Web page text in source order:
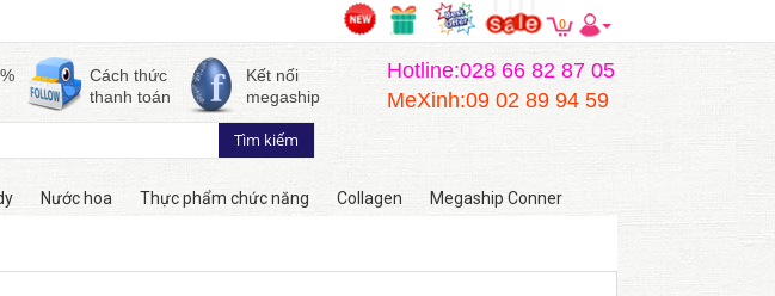
0
Cách thức
thanh toán
Kết nối
megaship
Hotline:028 66 82 87 05
MeXinh:09 02 89 94 59
Nước hoa Thực phẩm chức năng Collagen Megaship Conner